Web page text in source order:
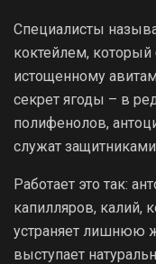
Специалисты
коктейлем,
истощенному
секрет ягоды – в
полифенолов,
служат
Работает это так:
капилляров, калий,
устраняет лишнюю
выступает